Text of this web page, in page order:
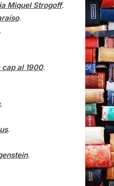
Miquel Strogoff.
.
al 1900.
.
.
.